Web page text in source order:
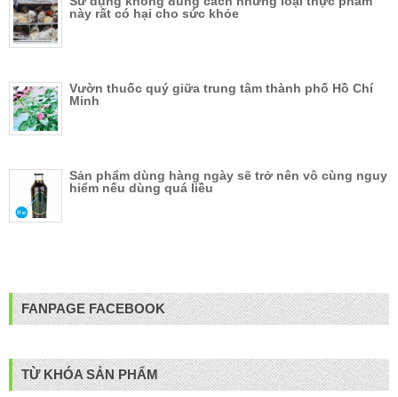
này rất có hại cho sức khỏe
Vườn thuốc quý giữa trung tâm thành phố Hồ Chí
Minh
Sản phẩm dùng hàng ngày sẽ trở nên vô cùng nguy
hiểm nếu dùng quá liều
FANPAGE FACEBOOK
TỪ KHÓA SẢN PHẨM